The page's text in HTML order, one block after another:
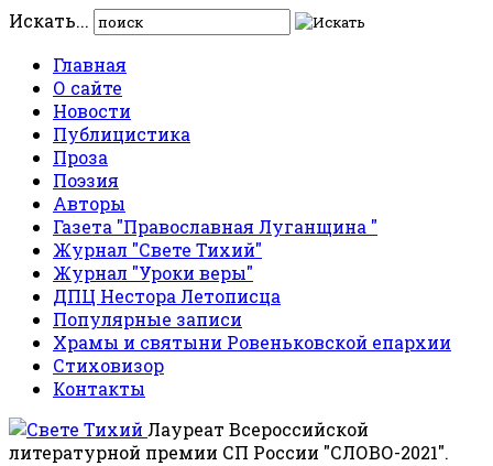
Искать...
Главная
О сайте
Новости
Публицистика
Проза
Поэзия
Авторы
Газета "Православная Луганщина "
Журнал "Свете Тихий"
Журнал "Уроки веры"
ДПЦ Нестора Летописца
Популярные записи
Храмы и святыни Ровеньковской епархии
Стиховизор
Контакты
Лауреат Всероссийской
литературной премии СП России "СЛОВО-2021".